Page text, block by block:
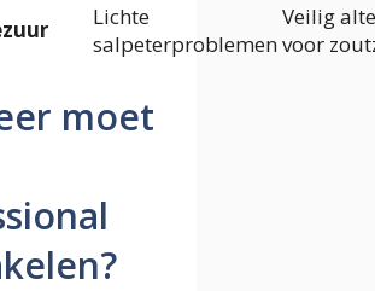
Lichte
salpeterproblemen
Veilig
voor
moet